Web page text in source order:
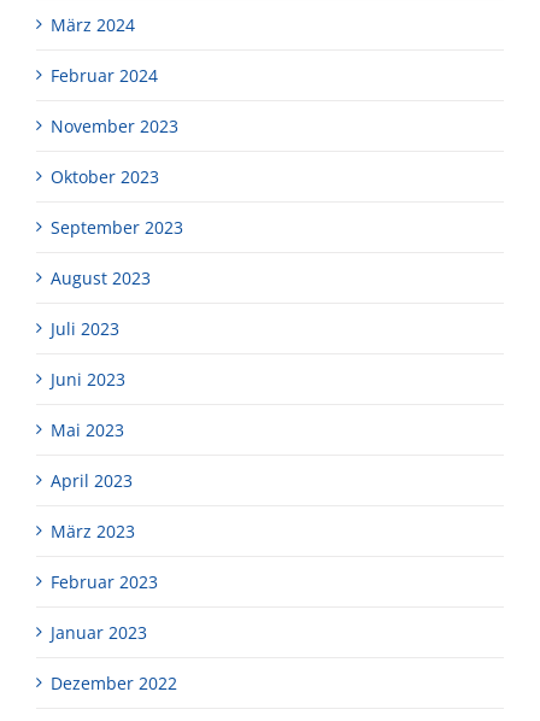
März 2024
Februar 2024
November 2023
Oktober 2023
September 2023
August 2023
Juli 2023
Juni 2023
Mai 2023
April 2023
März 2023
Februar 2023
Januar 2023
Dezember 2022